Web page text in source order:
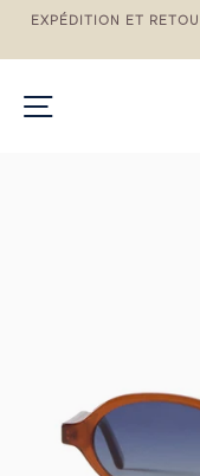
Passez
contenu
EXPÉDITION ET
NAVIGATION